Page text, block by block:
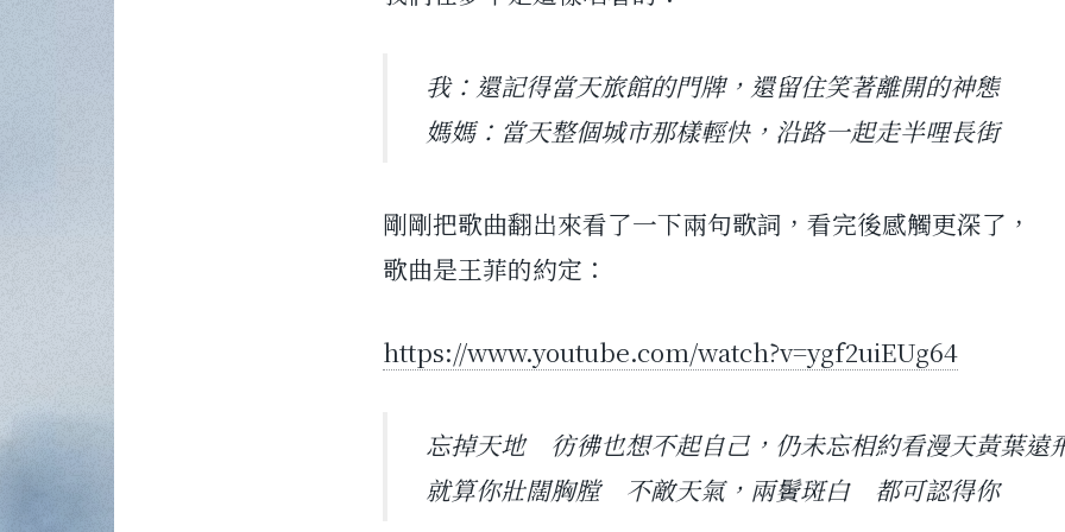
我：還記得當天旅館的門牌，還留住笑著離開的神態
媽媽：當天整個城市那樣輕快，沿路一起走半哩長街
剛剛把歌曲翻出來看了一下兩句歌詞，看完後感觸更深了，
歌曲是王菲的約定：
https://www.youtube.com/watch?v=ygf2uiEUg64
忘掉天地 彷彿也想不起自己，仍未忘相約看漫天黃葉遠
就算你壯闊胸膛 不敵天氣，兩鬢斑白 都可認得你